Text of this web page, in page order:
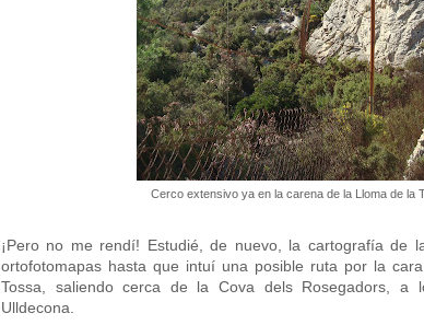
Cerco extensivo ya en la carena de la Lloma de la
¡Pero no me rendí! Estudié, de nuevo, la cartografía de
ortofotomapas hasta que intuí una posible ruta por la
Tossa, saliendo cerca de la Cova dels Rosegadors, a
Ulldecona.